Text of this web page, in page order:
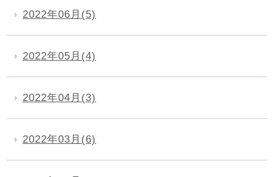
2022年06月(5)
2022年05月(4)
2022年04月(3)
2022年03月(6)